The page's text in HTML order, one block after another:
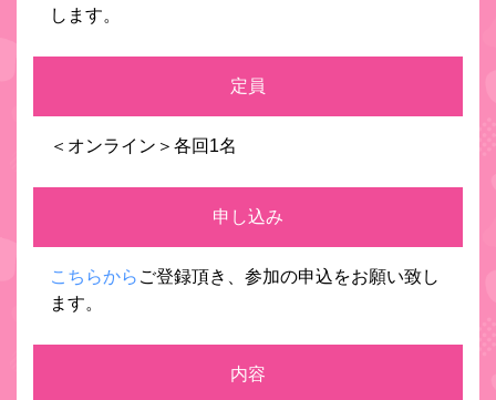
します。
定員
＜オンライン＞各回1名
申し込み
こちらから ご登録頂き、参加の申込をお願い致し
ます。
内容